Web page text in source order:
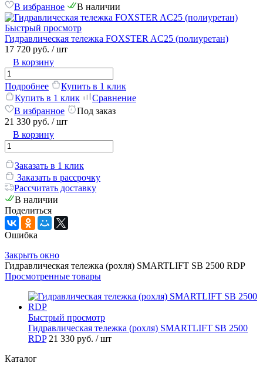
В избранное
В наличии
Быстрый просмотр
Гидравлическая тележка FOXSTER AC25 (полиуретан)
17 720 руб. / шт
В корзину
Подробнее
Купить в 1 клик
Купить в 1 клик
Сравнение
В избранное
Под заказ
21 330 руб. / шт
В корзину
Заказать в 1 клик
Заказать в рассрочку
Рассчитать доставку
В наличии
Поделиться
Ошибка
Закрыть окно
Гидравлическая тележка (роxля) SMARTLIFT SB 2500 RDP
Просмотренные товары
Быстрый просмотр
Гидравлическая тележка (роxля) SMARTLIFT SB 2500
RDP 21 330 руб. / шт
Каталог